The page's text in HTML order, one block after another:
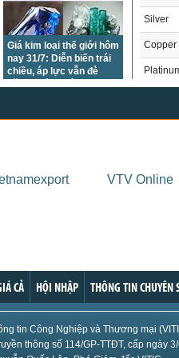
Giá kim loại thế giới hôm
nay 31/7: Diễn biến trái
chiều, áp lực vẫn đè
Silver
Copper
Crude
Natural
US
US
US
US
Trong
Chỉ
VTV Online
CẢ HỘI NHẬP THÔNG TIN CHUYÊN
tin Công Nghiệp và Thương mại
thông số 114/GP-TTĐT, cấp ngày